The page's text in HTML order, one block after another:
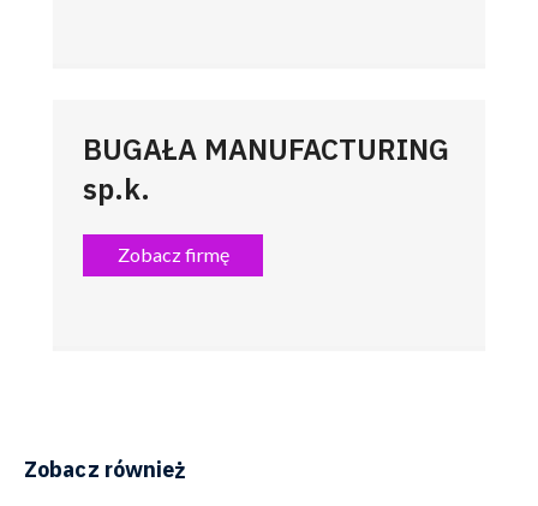
BUGAŁA MANUFACTURING
sp.k.
Zobacz firmę
Zobacz również